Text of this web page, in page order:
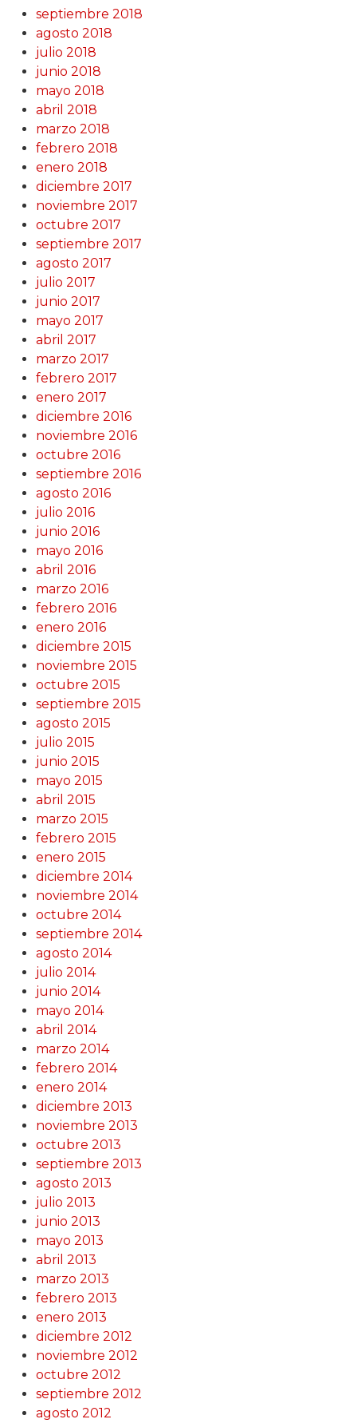
septiembre 2018
agosto 2018
julio 2018
junio 2018
mayo 2018
abril 2018
marzo 2018
febrero 2018
enero 2018
diciembre 2017
noviembre 2017
octubre 2017
septiembre 2017
agosto 2017
julio 2017
junio 2017
mayo 2017
abril 2017
marzo 2017
febrero 2017
enero 2017
diciembre 2016
noviembre 2016
octubre 2016
septiembre 2016
agosto 2016
julio 2016
junio 2016
mayo 2016
abril 2016
marzo 2016
febrero 2016
enero 2016
diciembre 2015
noviembre 2015
octubre 2015
septiembre 2015
agosto 2015
julio 2015
junio 2015
mayo 2015
abril 2015
marzo 2015
febrero 2015
enero 2015
diciembre 2014
noviembre 2014
octubre 2014
septiembre 2014
agosto 2014
julio 2014
junio 2014
mayo 2014
abril 2014
marzo 2014
febrero 2014
enero 2014
diciembre 2013
noviembre 2013
octubre 2013
septiembre 2013
agosto 2013
julio 2013
junio 2013
mayo 2013
abril 2013
marzo 2013
febrero 2013
enero 2013
diciembre 2012
noviembre 2012
octubre 2012
septiembre 2012
agosto 2012